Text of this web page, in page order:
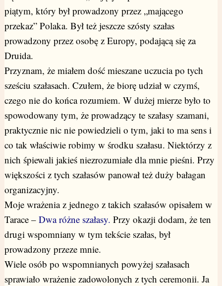
piątym, który był prowadzony przez „mającego
przekaz” Polaka. Był też jeszcze szósty szałas
prowadzony przez osobę z Europy, podającą się za
Druida.
Przyznam, że miałem dość mieszane uczucia po tych
sześciu szałasach. Czułem, że biorę udział w czymś,
czego nie do końca rozumiem. W dużej mierze było to
spowodowany tym, że prowadzący te szałasy szamani,
praktycznie nic nie powiedzieli o tym, jaki to ma sens i
co tak właściwie robimy w środku szałasu. Niektórzy z
nich śpiewali jakieś niezrozumiałe dla mnie pieśni. Przy
większości z tych szałasów panował też duży bałagan
organizacyjny.
Moje wrażenia z jednego z takich szałasów opisałem w
Tarace – Dwa różne szałasy. Przy okazji dodam, że ten
drugi wspomniany w tym tekście szałas, był
prowadzony przeze mnie.
Wiele osób po wspomnianych powyżej szałasach
sprawiało wrażenie zadowolonych z tych ceremonii. Ja